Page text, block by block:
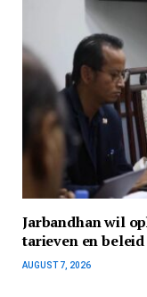
Jarbandhan wil
tarieven en
AUGUST 7, 2026